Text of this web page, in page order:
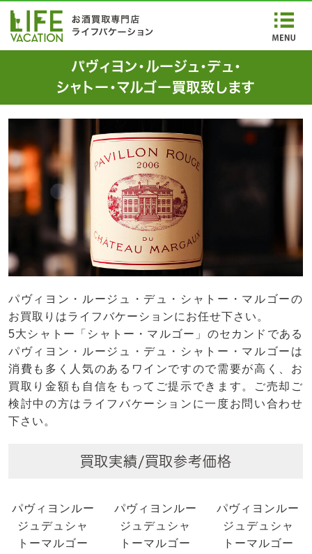
パヴィヨン・ルージュ・デュ・
シャトー・マルゴー買取致します
パヴィヨン・ルージュ・デュ・シャトー・マルゴーの
お買取りはライフバケーションにお任せ下さい。
5大シャトー「シャトー・マルゴー」のセカンドである
パヴィヨン・ルージュ・デュ・シャトー・マルゴーは
消費も多く人気のあるワインですので需要が高く、お
買取り金額も自信をもってご提示できます。ご売却ご
検討中の方はライフバケーションに一度お問い合わせ
下さい。
買取実績/買取参考価格
パヴィヨンルー
ジュデュシャ
トーマルゴー
パヴィヨンルー
ジュデュシャ
トーマルゴー
パヴィヨンルー
ジュデュシャ
トーマルゴー